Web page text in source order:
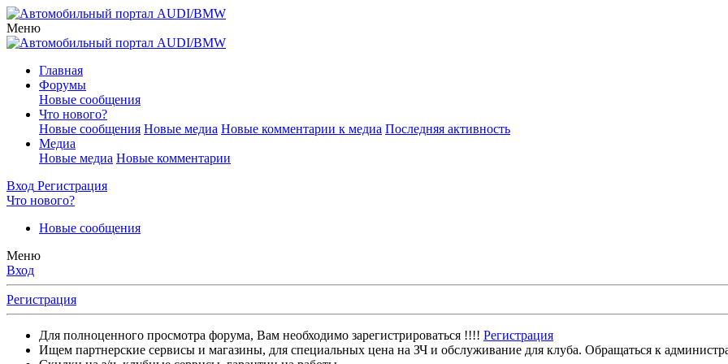
Меню
Главная
Форумы
Новые сообщения
Что нового?
Новые сообщения Новые медиа Новые комментарии к медиа Последняя активность
Медиа
Новые медиа Новые комментарии
Вход Регистрация
Что нового?
Новые сообщения
Меню
Вход
Регистрация
Для полноценного просмотра форума, Вам необходимо зарегистрироваться !!!! Регистрация
Ищем партнерские сервисы и магазины, для специальных цена на ЗЧ и обслуживание для клуба. Обращаться к